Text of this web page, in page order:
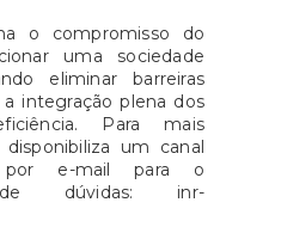
o compromisso do
uma sociedade
eliminar barreiras
integração plena dos
Para mais
um canal
por e-mail para o
de dúvidas: inr-